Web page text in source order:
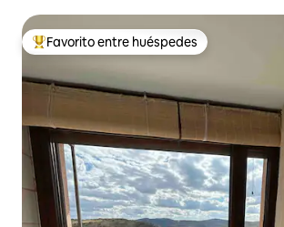
Favorito entre huéspedes preferido
Favorito entre huéspedes